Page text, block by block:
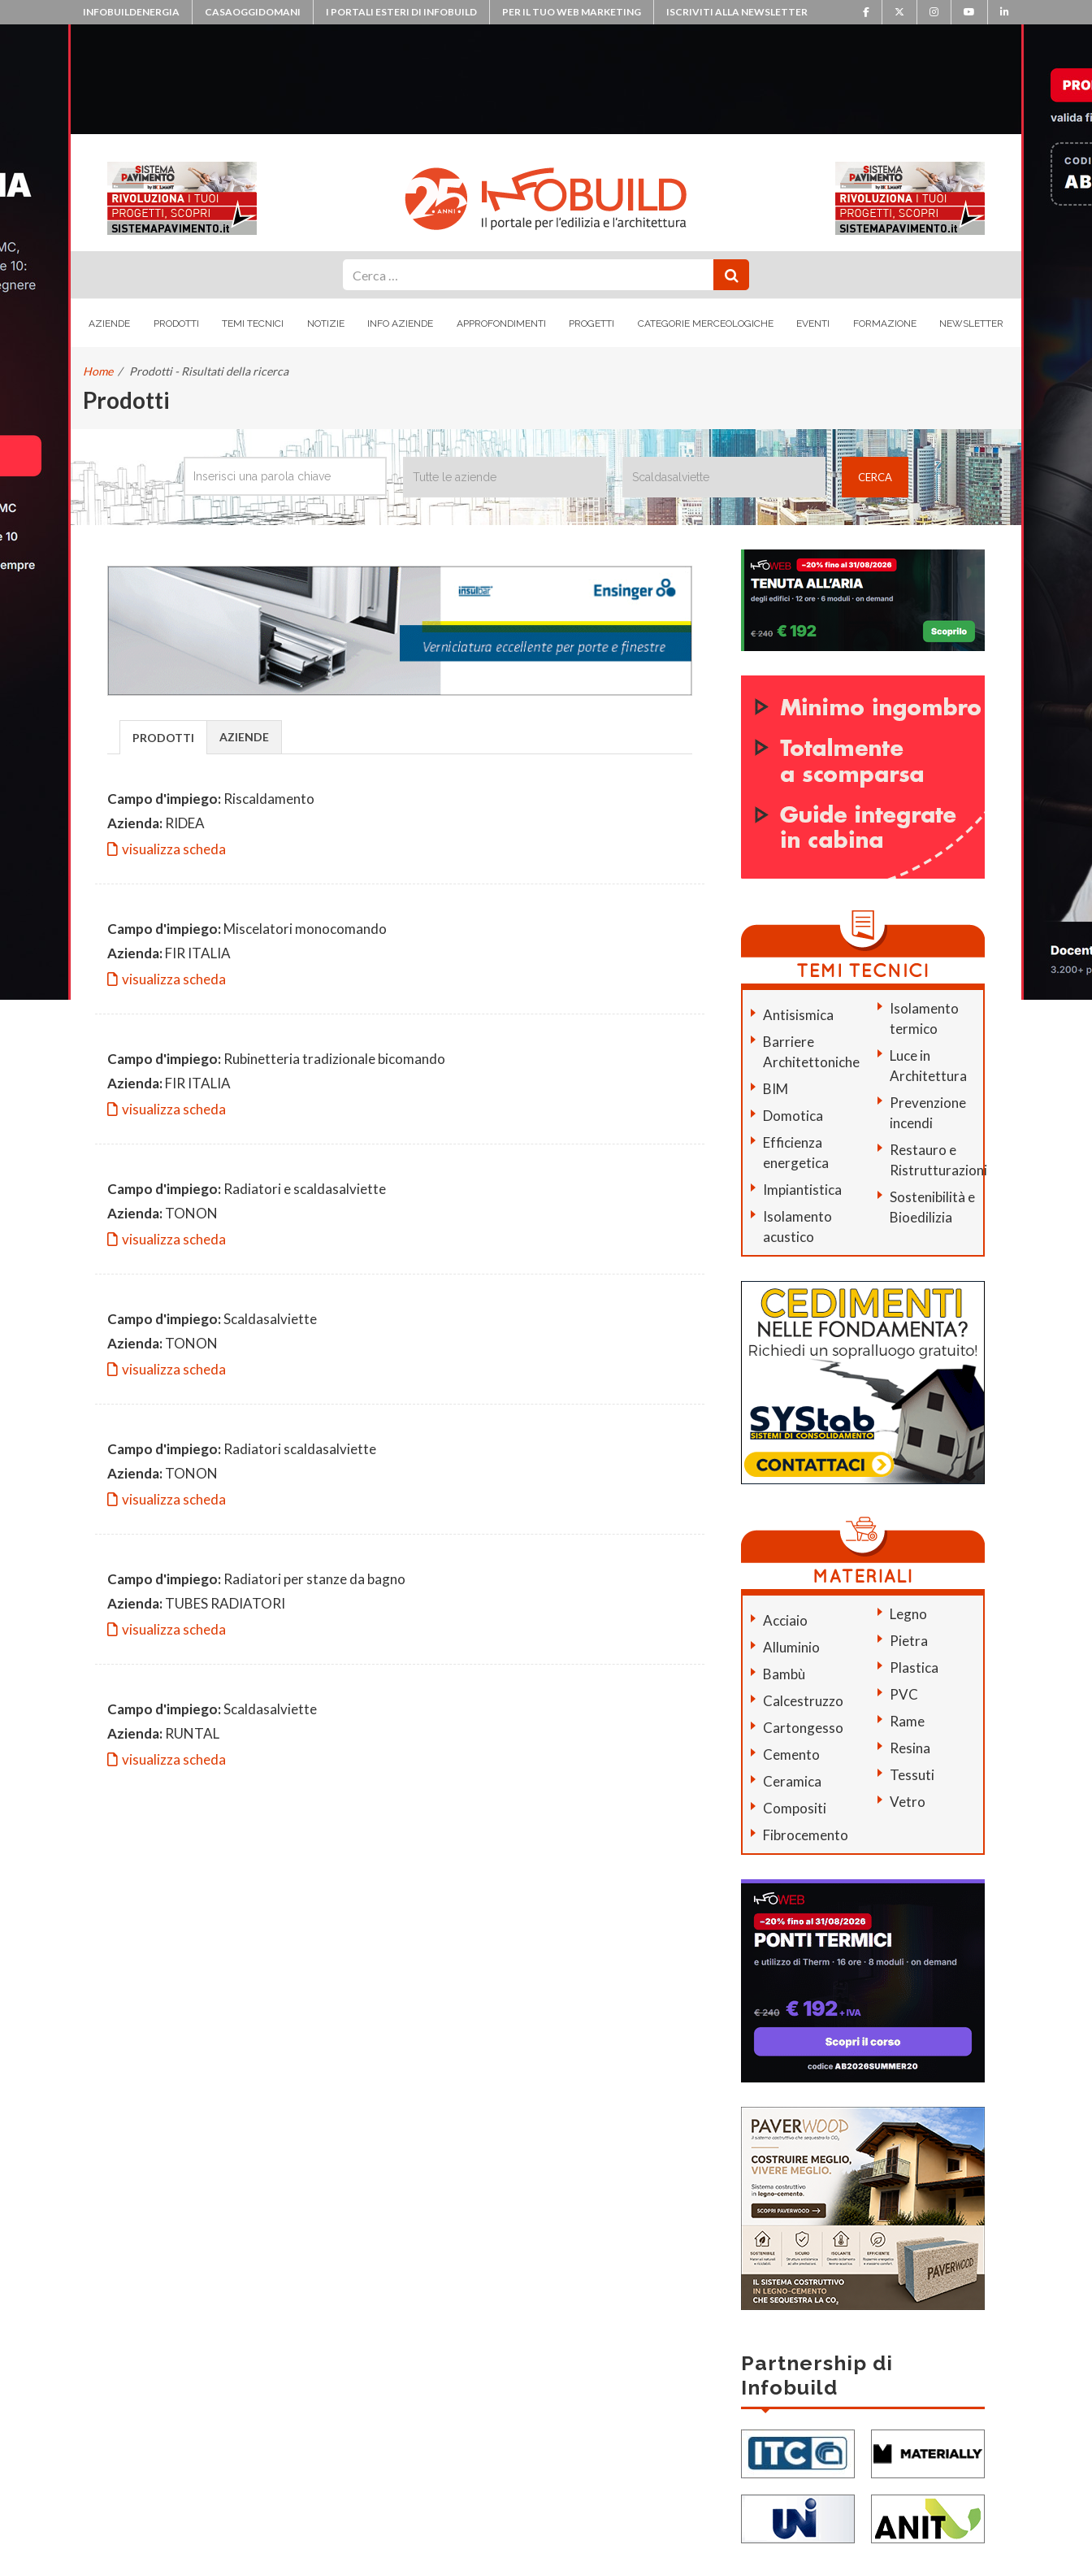
INFOBUILDENERGIA CASAOGGIDOMANI I PORTALI ESTERI DI INFOBUILD PER IL TUO WEB MARKETING ISCRIVITI ALLA NEWSLETTER
AZIENDE PRODOTTI TEMI TECNICI NOTIZIE INFO AZIENDE APPROFONDIMENTI PROGETTI CATEGORIE MERCEOLOGICHE EVENTI FORMAZIONE NEWSLETTER
Home / Prodotti - Risultati della ricerca
Prodotti
PRODOTTI AZIENDE
Campo d'impiego: Riscaldamento
Azienda: RIDEA
visualizza scheda
Campo d'impiego:Miscelatori monocomando
Azienda:FIR ITALIA
visualizza scheda
Campo d'impiego: Rubinetteria tradizionale bicomando
Azienda:FIR ITALIA
visualizza scheda
Campo d'impiego: Radiatori e scaldasalviette
Azienda:TONON
visualizza scheda
Campo d'impiego:Scaldasalviette
Azienda:TONON
visualizza scheda
Campo d'impiego: Radiatori scaldasalviette
Azienda:TONON
visualizza scheda
Campo d'impiego: Radiatori per stanze da bagno
Azienda:TUBES RADIATORI
visualizza scheda
Campo d'impiego:Scaldasalviette
Azienda: RUNTAL
visualizza scheda
Antisismica
Barriere
Architettoniche
BIM
Domotica
Efficienza
energetica
Impiantistica
Isolamento
acustico
Isolamento
termico
Luce in
Architettura
Prevenzione
incendi
Restauro e
Ristrutturazioni
Sostenibilità e
Bioedilizia
Acciaio
Alluminio
Bambù
Calcestruzzo
Cartongesso
Cemento
Ceramica
Compositi
Fibrocemento
Legno
Pietra
Plastica
PVC
Rame
Resina
Tessuti
Vetro
Partnership di
Infobuild